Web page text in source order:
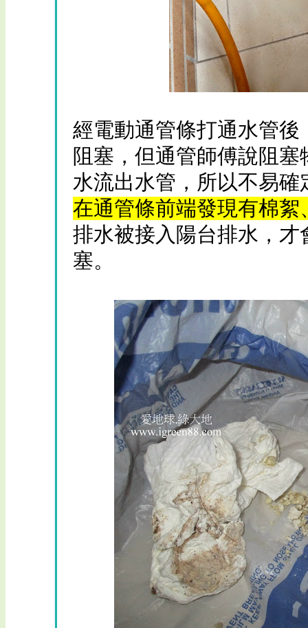
經電動通管條打通水管
阻塞，但通管師傅說阻
水流出水管，所以不易
在通管條前端發現有棉
排水被接入陽台排水，
塞。